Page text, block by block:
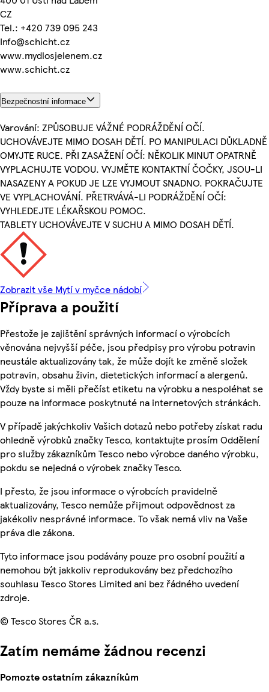
CZ
Tel.: +420 739 095 243
Info@schicht.cz
www.mydlosjelenem.cz
www.schicht.cz
Bezpečnostní informace
Varování: ZPŮSOBUJE VÁŽNÉ PODRÁŽDĚNÍ OČÍ.
UCHOVÁVEJTE MIMO DOSAH DĚTÍ. PO MANIPULACI DŮKLADNĚ
OMYJTE RUCE. PŘI ZASAŽENÍ OČÍ: NĚKOLIK MINUT OPATRNĚ
VYPLACHUJTE VODOU. VYJMĚTE KONTAKTNÍ ČOČKY, JSOU-LI
NASAZENY A POKUD JE LZE VYJMOUT SNADNO. POKRAČUJTE
VE VYPLACHOVÁNÍ. PŘETRVÁVÁ-LI PODRÁŽDĚNÍ OČÍ:
VYHLEDEJTE LÉKAŘSKOU POMOC.
TABLETY UCHOVÁVEJTE V SUCHU A MIMO DOSAH DĚTÍ.
Zobrazit vše Mytí v myčce nádobí
Příprava a použití
Přestože je zajištění správných informací o výrobcích
věnována nejvyšší péče, jsou předpisy pro výrobu potravin
neustále aktualizovány tak, že může dojít ke změně složek
potravin, obsahu živin, dietetických informací a alergenů.
Vždy byste si měli přečíst etiketu na výrobku a nespoléhat se
pouze na informace poskytnuté na internetových stránkách.
V případě jakýchkoliv Vašich dotazů nebo potřeby získat radu
ohledně výrobků značky Tesco, kontaktujte prosím Oddělení
pro služby zákazníkům Tesco nebo výrobce daného výrobku,
pokdu se nejedná o výrobek značky Tesco.
I přesto, že jsou informace o výrobcích pravidelně
aktualizovány, Tesco nemůže přijmout odpovědnost za
jakékoliv nesprávné informace. To však nemá vliv na Vaše
práva dle zákona.
Tyto informace jsou podávány pouze pro osobní použití a
nemohou být jakkoliv reprodukovány bez předchozího
souhlasu Tesco Stores Limited ani bez řádného uvedení
zdroje.
© Tesco Stores ČR a.s.
Zatím nemáme žádnou recenzi
Pomozte ostatním zákazníkům